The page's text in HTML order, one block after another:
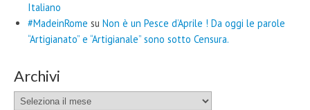
Italiano
#MadeinRome su Non è un Pesce d’Aprile ! Da oggi le parole
“Artigianato” e “Artigianale” sono sotto Censura.
Archivi
Archivi